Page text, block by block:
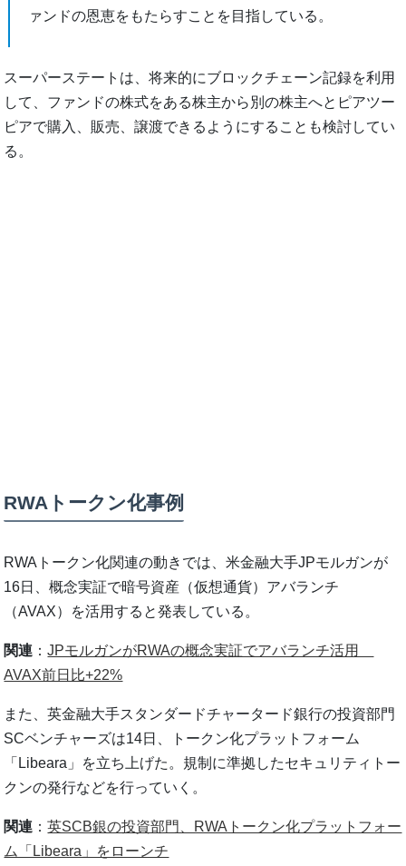
ァンドの恩恵をもたらすことを目指している。
スーパーステートは、将来的にブロックチェーン記録を利用
して、ファンドの株式をある株主から別の株主へとピアツー
ピアで購入、販売、譲渡できるようにすることも検討してい
る。
RWAトークン化事例
RWAトークン化関連の動きでは、米金融大手JPモルガンが
16日、概念実証で暗号資産（仮想通貨）アバランチ
（AVAX）を活用すると発表している。
関連 ：JPモルガンがRWAの概念実証でアバランチ活用
AVAX前日比+22%
また、英金融大手スタンダードチャータード銀行の投資部門
SCベンチャーズは14日、トークン化プラットフォーム
「Libeara」を立ち上げた。規制に準拠したセキュリティトー
クンの発行などを行っていく。
関連 ：英SCB銀の投資部門、RWAトークン化プラットフォー
ム「Libeara」をローンチ